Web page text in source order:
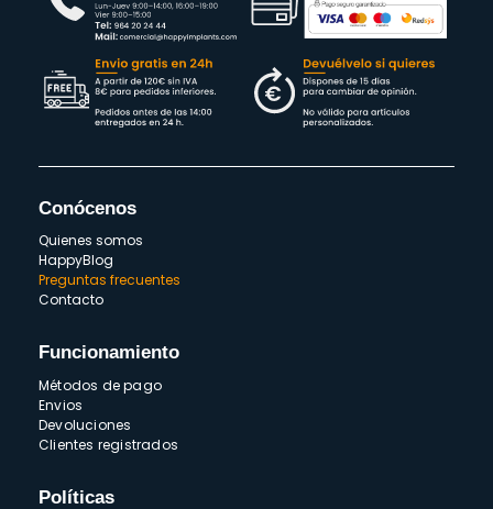
Conócenos
Quienes somos
HappyBlog
Preguntas frecuentes
Contacto
Funcionamiento
Métodos de pago
Envios
Devoluciones
Clientes registrados
Políticas